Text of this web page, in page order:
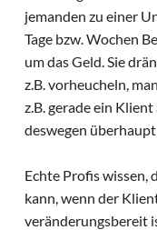
jemanden zu einer
Tage bzw. Wochen
um das Geld. Sie
z.B. vorheucheln,
z.B. gerade ein
deswegen
Echte Profis wissen,
kann, wenn der
veränderungsbereit